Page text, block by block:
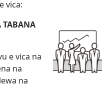
vica:
TABANA
e vica na
na
na